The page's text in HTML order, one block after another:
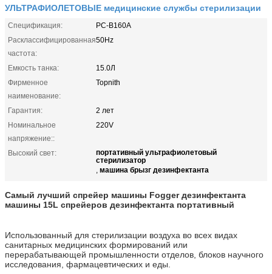
УЛЬТРАФИОЛЕТОВЫЕ медицинские службы стерилизации
Спецификация:
РС-В160А
Расклассифицированная
частота:
50Hz
Емкость танка:
15.0Л
Фирменное
наименование:
Topnith
Гарантия:
2 лет
Номинальное
напряжение::
220V
Высокий свет: портативный ультрафиолетовый
стерилизатор
, машина брызг дезинфектанта
Самый лучший спрейер машины Fogger дезинфектанта
машины 15L спрейеров дезинфектанта портативный
Использованный для стерилизации воздуха во всех видах
санитарных медицинских формирований или
перерабатывающей промышленности отделов, блоков научного
исследования, фармацевтических и еды.